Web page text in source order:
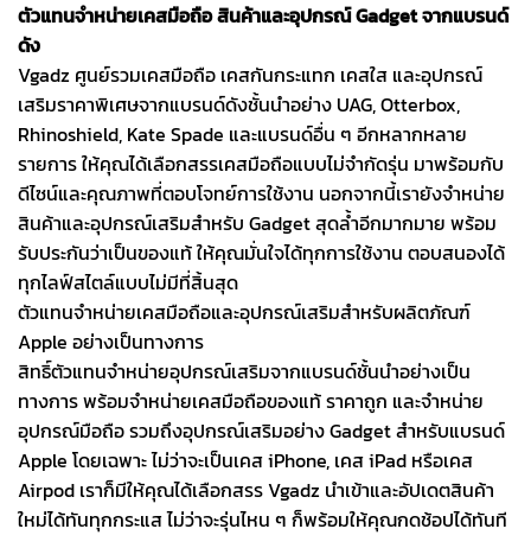
ตัวแทนจำหน่ายเคสมือถือ สินค้าและอุปกรณ์ Gadget จากแบรนด์
ดัง
Vgadz ศูนย์รวมเคสมือถือ เคสกันกระแทก เคสใส และอุปกรณ์
เสริมราคาพิเศษจากแบรนด์ดังชั้นนำอย่าง UAG, Otterbox,
Rhinoshield, Kate Spade และแบรนด์อื่น ๆ อีกหลากหลาย
รายการ ให้คุณได้เลือกสรรเคสมือถือแบบไม่จำกัดรุ่น มาพร้อมกับ
ดีไซน์และคุณภาพที่ตอบโจทย์การใช้งาน นอกจากนี้เรายังจำหน่าย
สินค้าและอุปกรณ์เสริมสำหรับ Gadget สุดล้ำอีกมากมาย พร้อม
รับประกันว่าเป็นของแท้ ให้คุณมั่นใจได้ทุกการใช้งาน ตอบสนองได้
ทุกไลฟ์สไตล์แบบไม่มีที่สิ้นสุด
ตัวแทนจำหน่ายเคสมือถือและอุปกรณ์เสริมสำหรับผลิตภัณฑ์
Apple อย่างเป็นทางการ
สิทธิ์ตัวแทนจำหน่ายอุปกรณ์เสริมจากแบรนด์ชั้นนำอย่างเป็น
ทางการ พร้อมจำหน่ายเคสมือถือของแท้ ราคาถูก และจำหน่าย
อุปกรณ์มือถือ รวมถึงอุปกรณ์เสริมอย่าง Gadget สำหรับแบรนด์
Apple โดยเฉพาะ ไม่ว่าจะเป็นเคส iPhone, เคส iPad หรือเคส
Airpod เราก็มีให้คุณได้เลือกสรร Vgadz นำเข้าและอัปเดตสินค้า
ใหม่ได้ทันทุกกระแส ไม่ว่าจะรุ่นไหน ๆ ก็พร้อมให้คุณกดช้อปได้ทันที